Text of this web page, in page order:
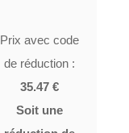
Prix avec code
de réduction :
35.47 €
Soit une